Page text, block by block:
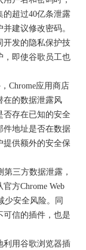
的超过40亿条泄露
建议修改密码。
开发的隐私保护技
，即使谷歌员工也
Chrome应用商店
在的数据泄露风
否存在已知的安全
件地址是否在数据
提供额外的安全保
三方数据泄露，
方Chrome Web
少安全风险。同
可信的插件，也是
利用谷歌浏览器插